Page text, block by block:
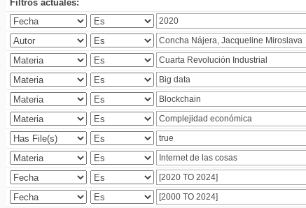
Filtros actuales: